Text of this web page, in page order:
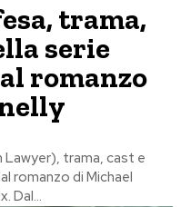
trama,
serie
romanzo
trama, cast e
romanzo di Michael
Dal...